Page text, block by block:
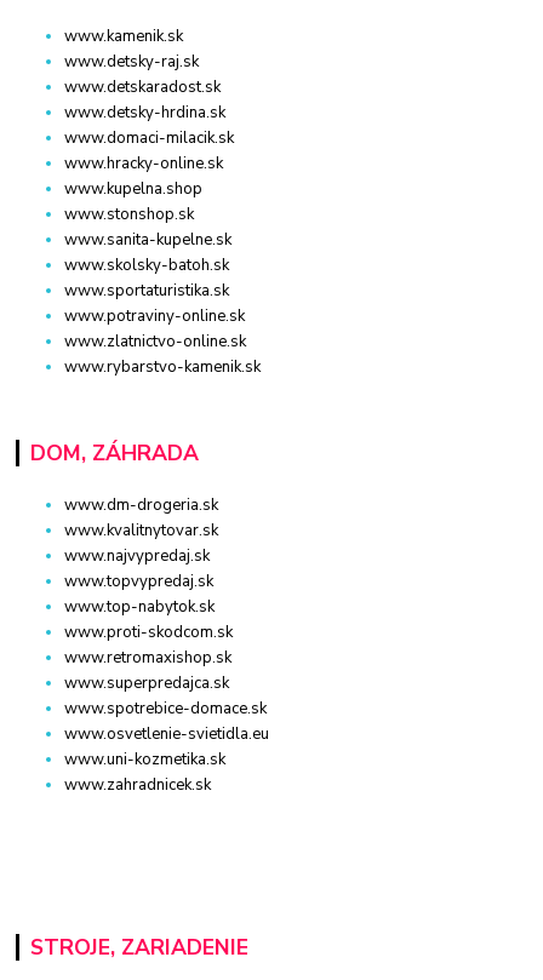
www.kamenik.sk
www.detsky-raj.sk
www.detskaradost.sk
www.detsky-hrdina.sk
www.domaci-milacik.sk
www.hracky-online.sk
www.kupelna.shop
www.stonshop.sk
www.sanita-kupelne.sk
www.skolsky-batoh.sk
www.sportaturistika.sk
www.potraviny-online.sk
www.zlatnictvo-online.sk
www.rybarstvo-kamenik.sk
DOM, ZÁHRADA
www.dm-drogeria.sk
www.kvalitnytovar.sk
www.najvypredaj.sk
www.topvypredaj.sk
www.top-nabytok.sk
www.proti-skodcom.sk
www.retromaxishop.sk
www.superpredajca.sk
www.spotrebice-domace.sk
www.osvetlenie-svietidla.eu
www.uni-kozmetika.sk
www.zahradnicek.sk
STROJE, ZARIADENIE